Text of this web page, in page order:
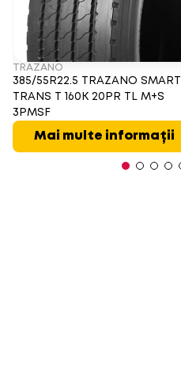
TRAZANO
385/55R22.5 TRAZANO SMART
TRANS T 160K 20PR TL M+S
3PMSF
Mai multe informații